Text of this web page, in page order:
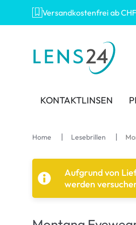
Versandkostenfrei ab
KONTAKTLINSEN
MARKEN
Ultra
Home Lesebrillen
Aufgrund von
werden